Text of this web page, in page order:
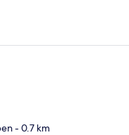
- 0.7 km